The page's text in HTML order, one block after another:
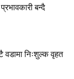
बन्दै
वडामा निःशुल्क वृहत